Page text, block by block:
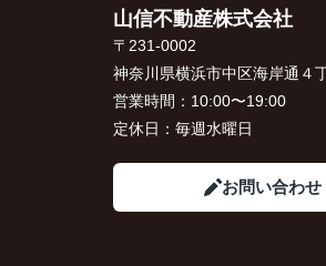
山信不動産株式会社
〒231-0002
神奈川県横浜市中区海岸通４
営業時間： 10:00〜19:00
定休日： 毎週水曜日
お問い合わせ